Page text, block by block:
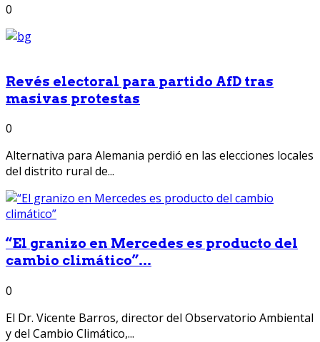
0
Revés electoral para partido AfD tras
masivas protestas
0
Alternativa para Alemania perdió en las elecciones locales
del distrito rural de...
“El granizo en Mercedes es producto del
cambio climático”...
0
El Dr. Vicente Barros, director del Observatorio Ambiental
y del Cambio Climático,...